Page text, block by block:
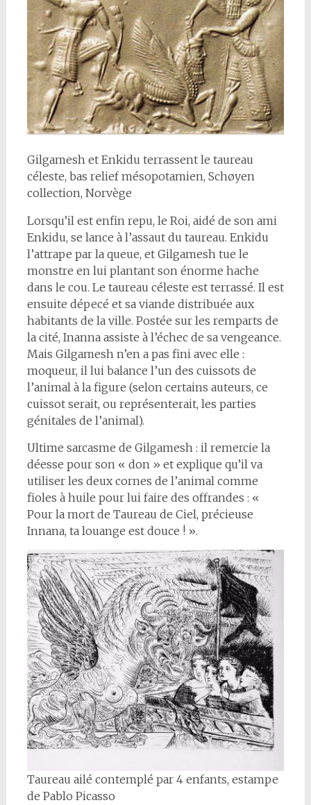
Gilgamesh et Enkidu terrassent le taureau
céleste, bas relief mésopotamien, Schøyen
collection, Norvège
Lorsqu’il est enfin repu, le Roi, aidé de son ami
Enkidu, se lance à l’assaut du taureau. Enkidu
l’attrape par la queue, et Gilgamesh tue le
monstre en lui plantant son énorme hache
dans le cou. Le taureau céleste est terrassé. Il est
ensuite dépecé et sa viande distribuée aux
habitants de la ville. Postée sur les remparts de
la cité, Inanna assiste à l’échec de sa vengeance.
Mais Gilgamesh n’en a pas fini avec elle :
moqueur, il lui balance l’un des cuissots de
l’animal à la figure (selon certains auteurs, ce
cuissot serait, ou représenterait, les parties
génitales de l’animal).
Ultime sarcasme de Gilgamesh : il remercie la
déesse pour son « don » et explique qu’il va
utiliser les deux cornes de l’animal comme
fioles à huile pour lui faire des offrandes : «
Pour la mort de Taureau de Ciel, précieuse
Innana, ta louange est douce ! ».
Taureau ailé contemplé par 4 enfants, estampe
de Pablo Picasso